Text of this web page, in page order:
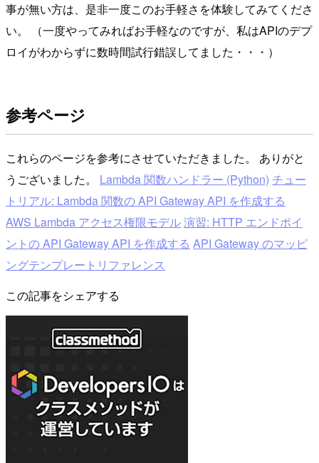
事が無い方は、是非一度このお手軽さを体験してみてくださ
い。 （一度やってみればお手軽なのですが、私はAPIのデプ
ロイがわからずに数時間試行錯誤してました・・・）
参考ページ
これらのページを参考にさせていただきました。 ありがと
うございました。 Lambda 関数ハンドラー (Python) チュー
トリアル: Lambda 関数の API Gateway API を作成する
AWS Lambda アクセス権限モデル演習: HTTP エンドポイ
ントの API Gateway API を作成する API Gateway のマッピ
ングテンプレートリファレンス
この記事をシェアする